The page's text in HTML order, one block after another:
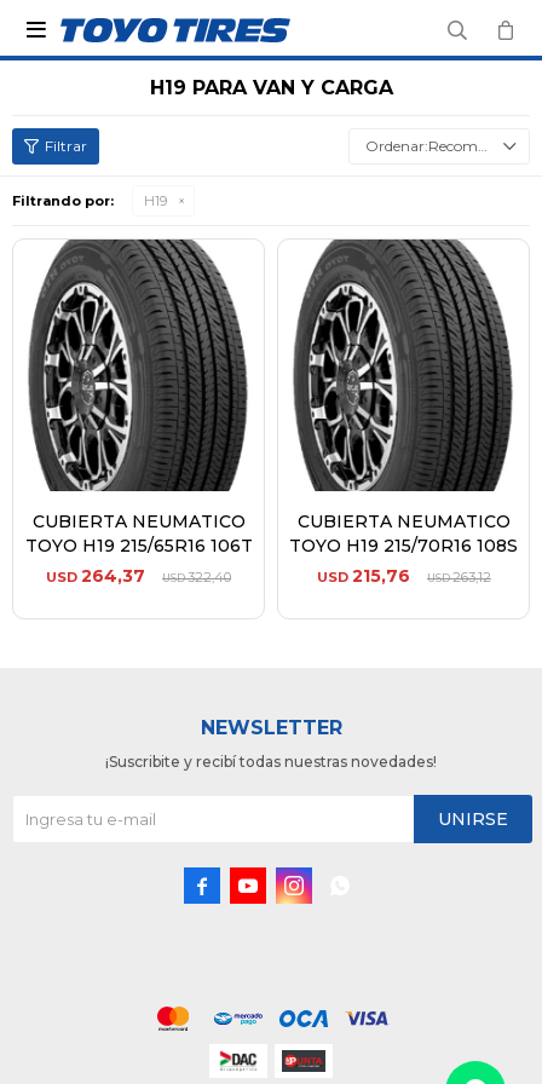

H19 PARA VAN Y CARGA
Recomendados
Filtrando por: H19
CUBIERTA NEUMATICO
TOYO H19 215/65R16 106T
USD 264,37 USD322,40
CUBIERTA NEUMATICO
TOYO H19 215/70R16 108S
USD 215,76 USD263,12
NEWSLETTER
¡Suscribite y recibí todas nuestras novedades!
UNIRSE
  